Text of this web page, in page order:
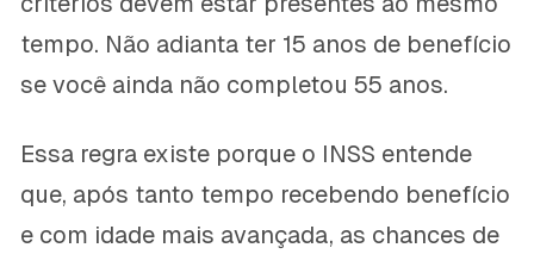
tempo. Não adianta ter 15 anos de benefício
se você ainda não completou 55 anos.
Essa regra existe porque o INSS entende
que, após tanto tempo recebendo benefício
e com idade mais avançada, as chances de